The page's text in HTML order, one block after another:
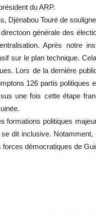
du ARP.
Djénabou Touré de
générale des
Après notre
sur le plan technique.
Lors de la dernière
126 partis politiques
une fois cette étape
formations politiques
dit inclusive.
démocratiques de